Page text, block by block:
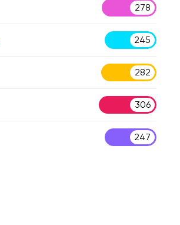
278
245
282
306
247